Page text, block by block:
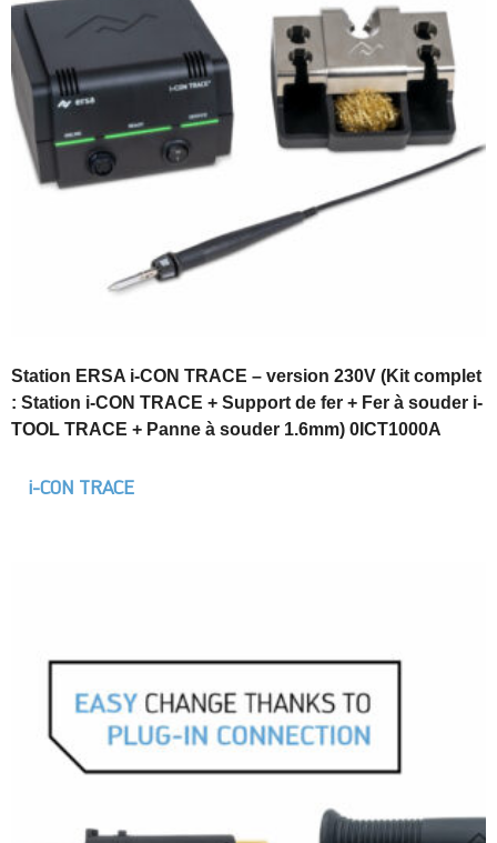
Station ERSA i-CON TRACE – version 230V (Kit complet
: Station i-CON TRACE + Support de fer + Fer à souder i-
TOOL TRACE + Panne à souder 1.6mm) 0ICT1000A
i-CON TRACE